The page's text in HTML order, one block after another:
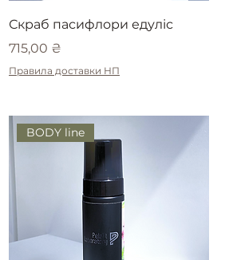
Скраб пасифлори едуліс
Ціна
715,00 ₴
Правила доставки НП
BODY line